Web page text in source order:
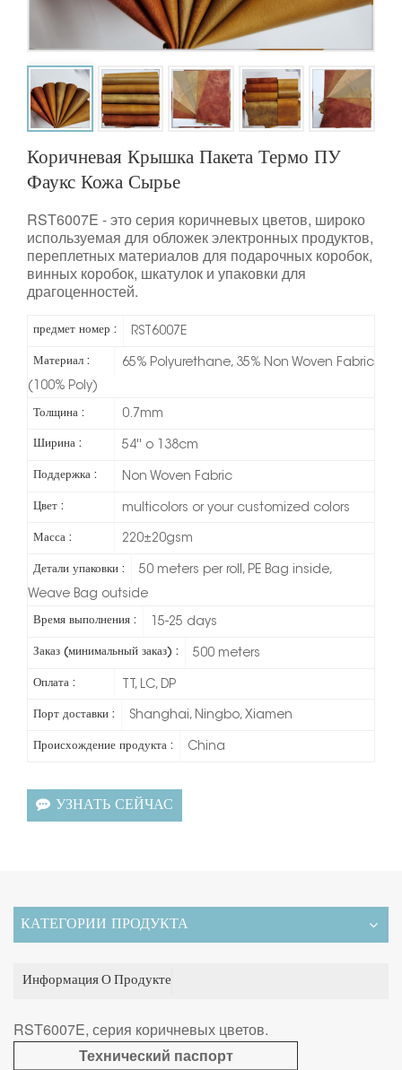
Коричневая Крышка Пакета Термо ПУ
Фаукс Кожа Сырье
RST6007E - это серия коричневых цветов, широко
используемая для обложек электронных продуктов,
переплетных материалов для подарочных коробок,
винных коробок, шкатулок и упаковки для
драгоценностей.
предмет номер : RST6007E
Материал :
65% Polyurethane, 35% Non Woven Fabric
(100% Poly)
Толщина : 0.7mm
Ширина : 54'' o 138cm
Поддержка : Non Woven Fabric
Цвет : multicolors or your customized colors
Масса : 220±20gsm
Детали упаковки :
50 meters per roll, PE Bag inside,
Weave Bag outside
Время выполнения : 15-25 days
Заказ (минимальный заказ) : 500 meters
Оплата : TT, LC, DP
Порт доставки : Shanghai, Ningbo, Xiamen
Происхождение продукта : China
УЗНАТЬ СЕЙЧАС
КАТЕГОРИИ ПРОДУКТА
Информация О Продукте
RST6007E, серия коричневых цветов.
Технический паспорт